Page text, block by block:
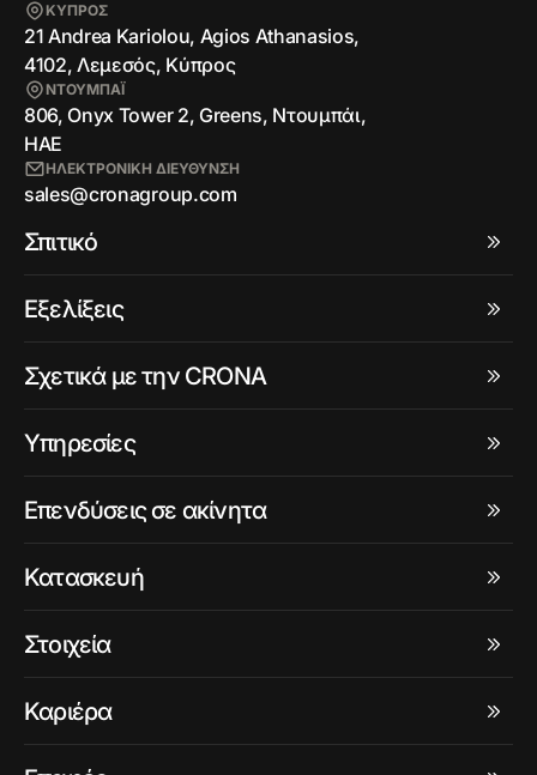
ΚΥΠΡΟΣ
21 Andrea Kariolou, Agios Athanasios,
4102, Λεμεσός, Κύπρος
ΝΤΟΥΜΠΑΪ
806, Onyx Tower 2, Greens, Ντουμπάι,
ΗΑΕ
ΗΛΕΚΤΡΟΝΙΚΗ ΔΙΕΥΘΥΝΣΗ
sales@cronagroup.com
Σπιτικό
Εξελίξεις
Σχετικά με την CRONA
Υπηρεσίες
Επενδύσεις σε ακίνητα
Κατασκευή
Στοιχεία
Καριέρα